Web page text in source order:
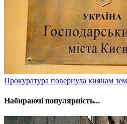
Прокуратура повернула киянам
Набираючі популярність...